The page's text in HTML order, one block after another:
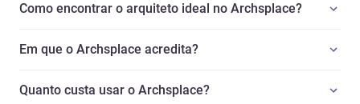
Como encontrar o arquiteto ideal no Archsplace?
Em que o Archsplace acredita?
Quanto custa usar o Archsplace?